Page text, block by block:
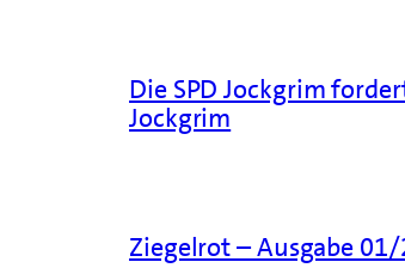
Die SPD Jockgrim
Jockgrim
Ziegelrot – Ausgabe